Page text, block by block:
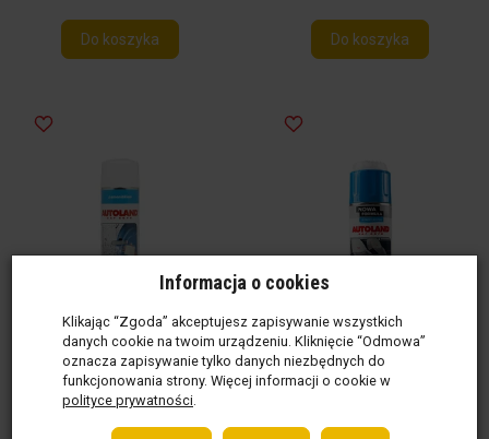
Do koszyka Do koszyka
Autoland Pianka Do Szyb
Autoland Pianka Do
Informacja o cookies
Klikając “Zgoda” akceptujesz zapisywanie wszystkich
danych cookie na twoim urządzeniu. Kliknięcie “Odmowa”
oznacza zapisywanie tylko danych niezbędnych do
funkcjonowania strony. Więcej informacji o cookie w
polityce prywatności